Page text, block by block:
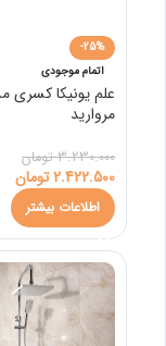
-25%
اتمام موجودی
علم یونیکا کسری
مروارید
3.230.000 تومان
2.422.500تومان
اطلاعات بیشتر